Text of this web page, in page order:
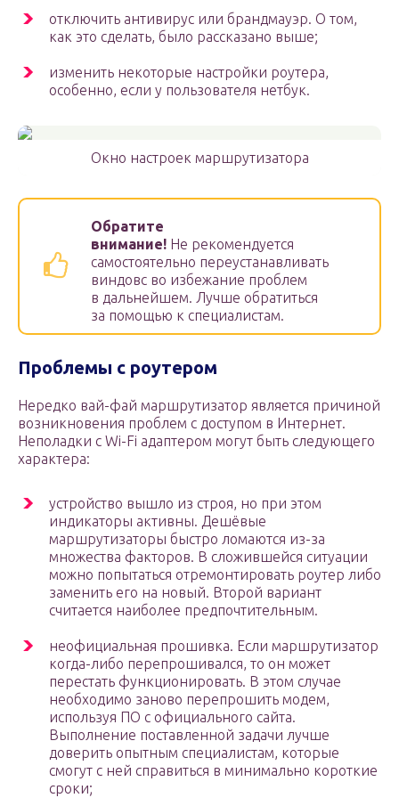
отключить антивирус или брандмауэр. О том,
как это сделать, было рассказано выше;
изменить некоторые настройки роутера,
особенно, если у пользователя нетбук.
Окно настроек маршрутизатора
Обратите
внимание! Не рекомендуется
самостоятельно переустанавливать
виндовс во избежание проблем
в дальнейшем. Лучше обратиться
за помощью к специалистам.
Проблемы с роутером
Нередко вай-фай маршрутизатор является причиной
возникновения проблем с доступом в Интернет.
Неполадки с Wi-Fi адаптером могут быть следующего
характера:
устройство вышло из строя, но при этом
индикаторы активны. Дешёвые
маршрутизаторы быстро ломаются из-за
множества факторов. В сложившейся ситуации
можно попытаться отремонтировать роутер либо
заменить его на новый. Второй вариант
считается наиболее предпочтительным.
неофициальная прошивка. Если маршрутизатор
когда-либо перепрошивался, то он может
перестать функционировать. В этом случае
необходимо заново перепрошить модем,
используя ПО с официального сайта.
Выполнение поставленной задачи лучше
доверить опытным специалистам, которые
смогут с ней справиться в минимально короткие
сроки;